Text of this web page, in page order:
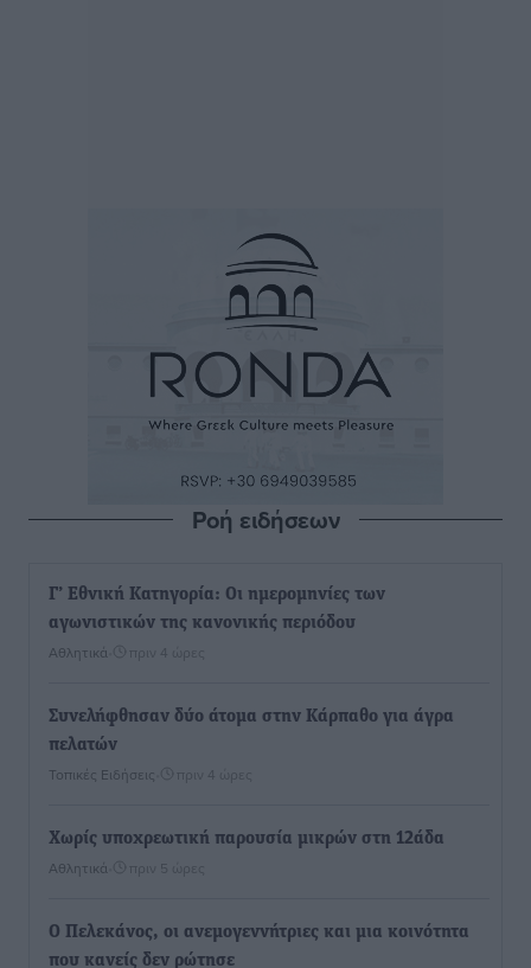
Ροή ειδήσεων
Γ’ Εθνική Κατηγορία: Οι ημερομηνίες των
αγωνιστικών της κανονικής περιόδου
Αθλητικά πριν 4 ώρες
Συνελήφθησαν δύο άτομα στην Κάρπαθο για άγρα
πελατών
Τοπικές Ειδήσεις πριν 4 ώρες
Χωρίς υποχρεωτική παρουσία μικρών στη 12άδα
Αθλητικά πριν 5 ώρες
Ο Πελεκάνος, οι ανεμογεννήτριες και μια κοινότητα
που κανείς δεν ρώτησε